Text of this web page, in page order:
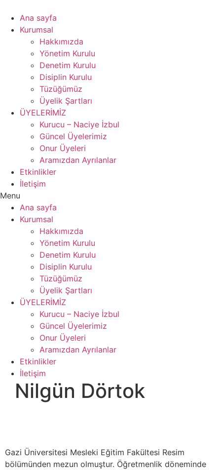
Ana sayfa
Kurumsal
Hakkımızda
Yönetim Kurulu
Denetim Kurulu
Disiplin Kurulu
Tüzüğümüz
Üyelik Şartları
ÜYELERİMİZ
Kurucu – Naciye İzbul
Güncel Üyelerimiz
Onur Üyeleri
Aramızdan Ayrılanlar
Etkinlikler
İletişim
Menu
Ana sayfa
Kurumsal
Hakkımızda
Yönetim Kurulu
Denetim Kurulu
Disiplin Kurulu
Tüzüğümüz
Üyelik Şartları
ÜYELERİMİZ
Kurucu – Naciye İzbul
Güncel Üyelerimiz
Onur Üyeleri
Aramızdan Ayrılanlar
Etkinlikler
İletişim
Nilgün Dörtok
Gazi Üniversitesi Mesleki Eğitim Fakültesi Resim
bölümünden mezun olmuştur. Öğretmenlik döneminde